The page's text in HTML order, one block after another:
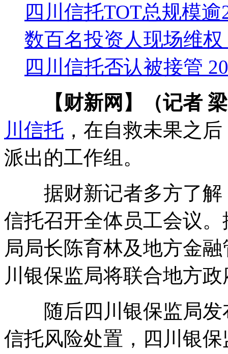
四川信托TOT总规模
数百名投资人现场维
四川信托否认被接管
【财新网】（记者
川信托 ，在自救未果之
派出的工作组。
据财新记者多方了解
信托召开全体员工会议
局局长陈育林及地方金
川银保监局将联合地方
随后四川银保监局发
信托风险处置，四川银